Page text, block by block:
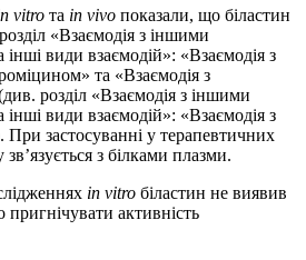
vitro та in vivo показали, що біластин
«Взаємодія з іншими
інші види взаємодій»: «Взаємодія з
та «Взаємодія з
розділ «Взаємодія з іншими
інші види взаємодій»: «Взаємодія з
застосуванні у терапевтичних
з білками плазми.
in vitro біластин не виявив
пригнічувати активність